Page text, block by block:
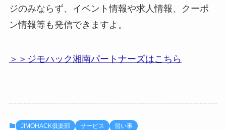
ジのみならず、イベント情報や求人情報、クーポ
ン情報等も発信できますよ。
＞＞ジモハック湘南パートナーズはこちら
JIMOHACK俱楽部 サービス 習い事